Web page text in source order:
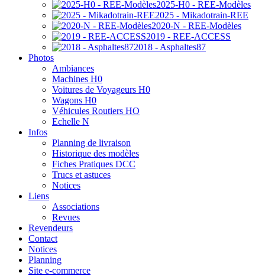
2025-H0 - REE-Modèles
2025 - Mikadotrain-REE
2020-N - REE-Modèles
2019 - REE-ACCESS
2018 - Asphaltes87
Photos
Ambiances
Machines H0
Voitures de Voyageurs H0
Wagons H0
Véhicules Routiers HO
Echelle N
Infos
Planning de livraison
Historique des modèles
Fiches Pratiques DCC
Trucs et astuces
Notices
Liens
Associations
Revues
Revendeurs
Contact
Notices
Planning
Site e-commerce